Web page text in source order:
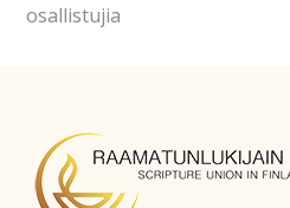
osallistujia